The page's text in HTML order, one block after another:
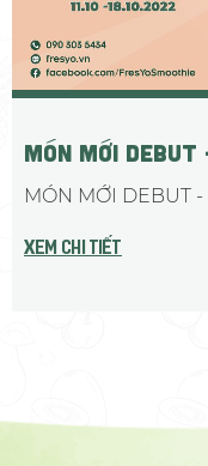
MÓN MỚI
MÓN MỚI DEBUT
Xem chi tiết